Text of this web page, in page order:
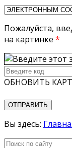
Пожалуйста,
на картинке *
ОБНОВИТЬ
ОТПРАВИТЬ
Вы здесь: